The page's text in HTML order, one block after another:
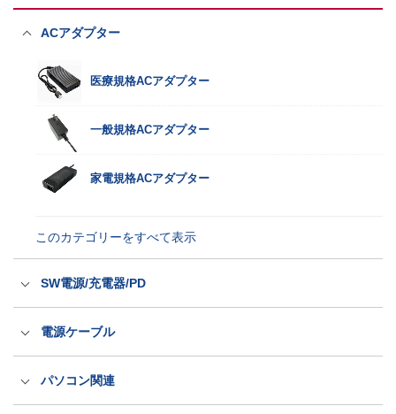
ACアダプター
医療規格ACアダプター
一般規格ACアダプター
家電規格ACアダプター
このカテゴリーをすべて表示
SW電源/充電器/PD
スイッチング電源
充電器
電源ケーブル
国内用電源ケーブル（ACコード）
パソコン関連